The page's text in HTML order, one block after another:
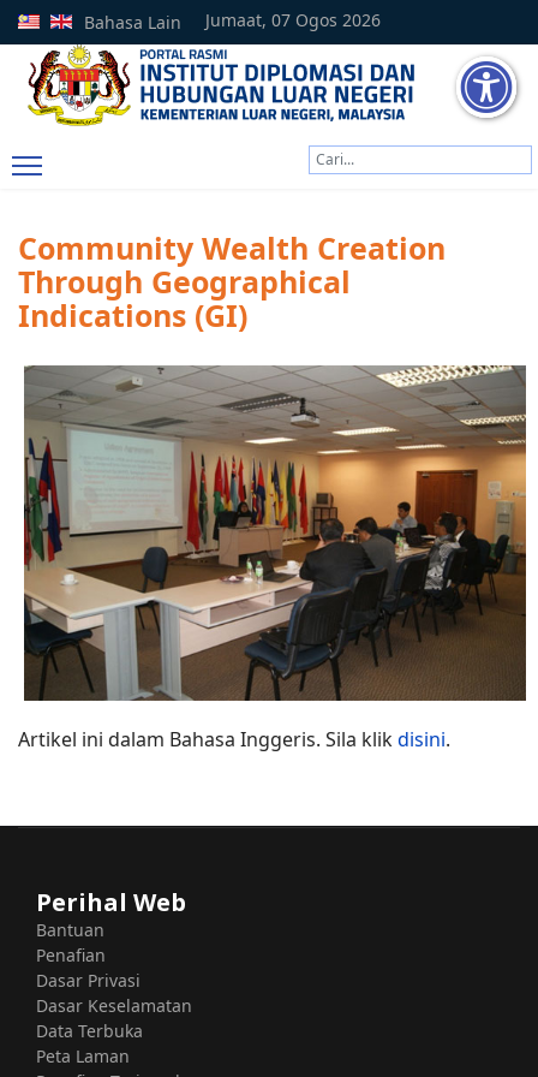
Jumaat, 07 Ogos 2026
Bahasa Lain
Community Wealth Creation
Through Geographical
Indications (GI)
Artikel ini dalam Bahasa Inggeris. Sila klikdisini.
Perihal Web
Bantuan
Penafian
Dasar Privasi
Dasar Keselamatan
Data Terbuka
Peta Laman